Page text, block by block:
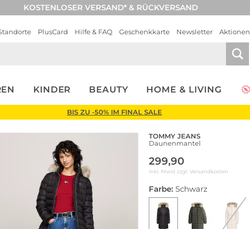
KOSTENLOSER VERSAND* & RÜCKVERSAND
PlusCard Hilfe & FAQ Geschenkkarte Newsletter Aktionen
KINDER BEAUTY HOME & LIVING
BIS ZU -50% IM FINAL SALE
TOMMY JEANS
Daunenmantel
299,90
inkl. Mwst zzgl. Versandkosten
Farbe: Schwarz